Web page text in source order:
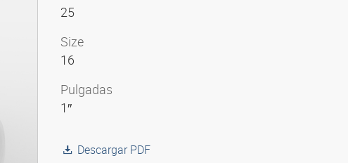
25
Size
16
Pulgadas
1″
Descargar PDF